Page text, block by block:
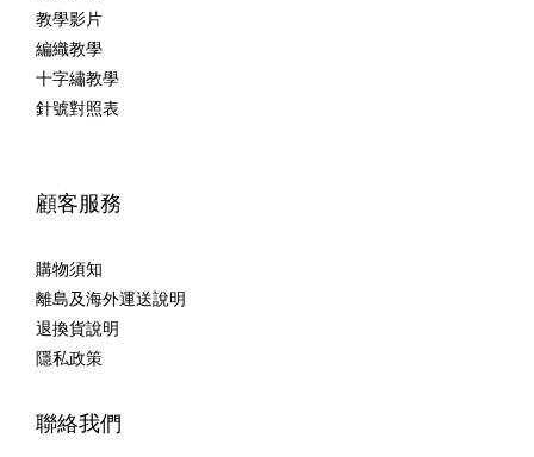
教學影片
編織教學
十字繡教學
針號對照表
顧客服務
購物須知
離島及海外運送說明
退換貨說明
隱私政策
聯絡我們